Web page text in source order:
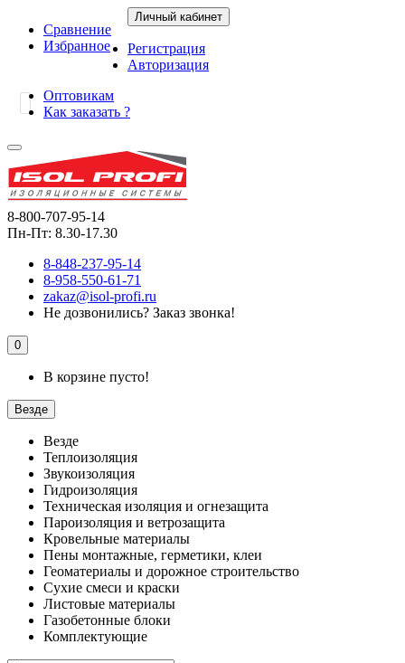
Сравнение
Избранное
Личный кабинет
Регистрация
Авторизация
Оптовикам
Как заказать ?
8-800-707-95-14
Пн-Пт: 8.30-17.30
8-848-237-95-14
8-958-550-61-71
zakaz@isol-profi.ru
Не дозвонились? Заказ звонка!
0
В корзине пусто!
Везде
Везде
Теплоизоляция
Звукоизоляция
Гидроизоляция
Техническая изоляция и огнезащита
Пароизоляция и ветрозащита
Кровельные материалы
Пены монтажные, герметики, клеи
Геоматериалы и дорожное строительство
Сухие смеси и краски
Листовые материалы
Газобетонные блоки
Комплектующие